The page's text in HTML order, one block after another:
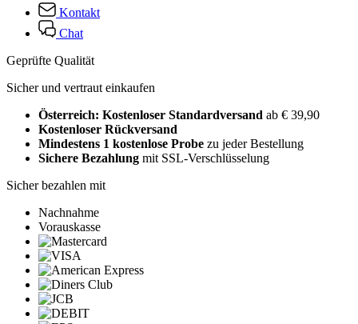
Kontakt
Chat
Geprüfte Qualität
Sicher und vertraut einkaufen
Österreich: Kostenloser Standardversand ab € 39,90
Kostenloser Rückversand
Mindestens 1 kostenlose Probe zu jeder Bestellung
Sichere Bezahlung mit SSL-Verschlüsselung
Sicher bezahlen mit
Nachnahme
Vorauskasse